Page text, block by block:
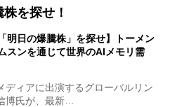
を探せ！
明日の爆騰株」を探せ】トーメン
スンを通じて世界のAIメモリ需
ィアに出演するグローバルリン
博氏が、最新…